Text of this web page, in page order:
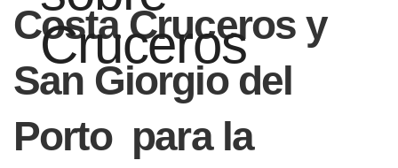
Costa Cruceros y
San Giorgio del
Porto para la